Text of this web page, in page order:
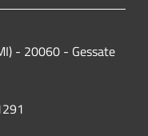
- 20060 - Gessate